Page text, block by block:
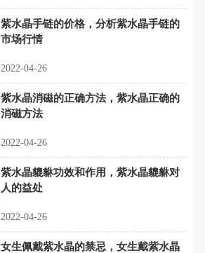
紫水晶手链的价格，分析紫水晶手链的
市场行情
2022-04-26
紫水晶消磁的正确方法，紫水晶正确的
消磁方法
2022-04-26
紫水晶貔貅功效和作用，紫水晶貔貅对
人的益处
2022-04-26
女生佩戴紫水晶的禁忌，女生戴紫水晶